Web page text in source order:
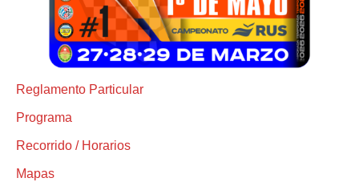
Reglamento Particular
Programa
Recorrido / Horarios
Mapas